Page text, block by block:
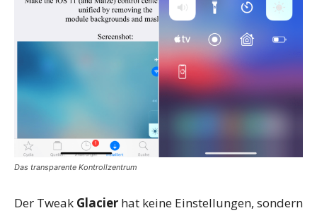
Das transparente Kontrollzentrum
Der Tweak Glacier hat keine Einstellungen, sondern